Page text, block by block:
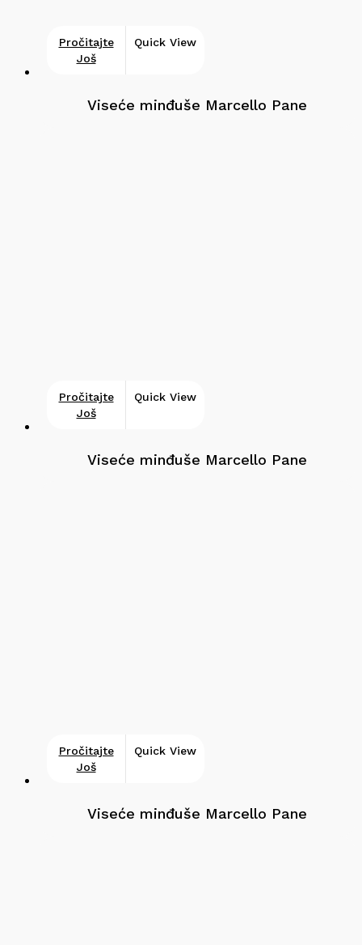
Pročitajte
Još
Quick View
Viseće minđuše Marcello Pane
Pročitajte
Još
Quick View
Viseće minđuše Marcello Pane
Pročitajte
Još
Quick View
Viseće minđuše Marcello Pane